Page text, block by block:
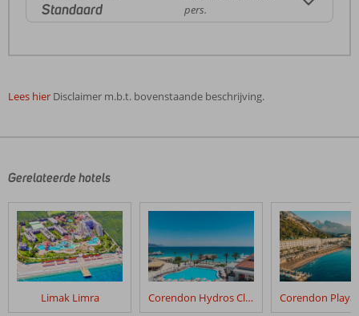
Standaard
pers.
Lees hier Disclaimer m.b.t. bovenstaande beschrijving.
door
klanten
geschreven
na
hun
verblijf
Gerelateerde hotels
Limak Limra Corendon Hydros Club Kemer